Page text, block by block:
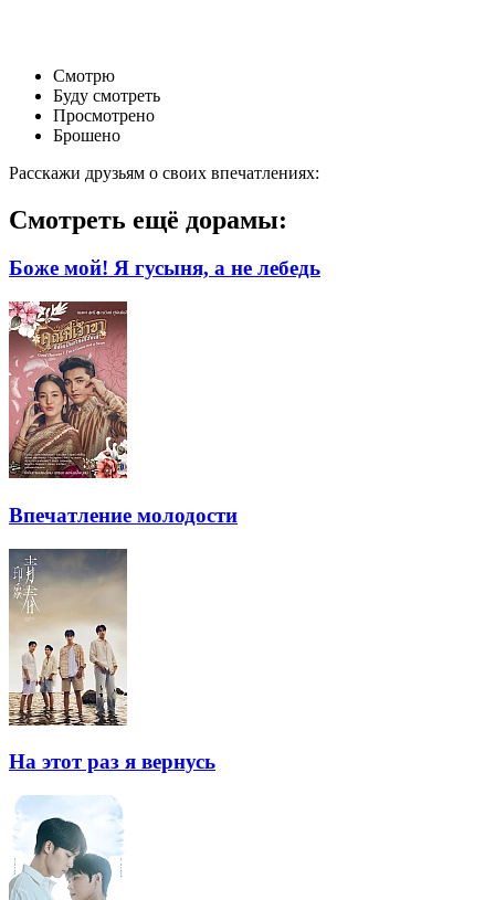
Смотрю
Буду смотреть
Просмотрено
Брошено
Расскажи друзьям о своих впечатлениях:
Смотреть ещё дорамы:
Боже мой! Я гусыня, а не лебедь
Впечатление молодости
На этот раз я вернусь